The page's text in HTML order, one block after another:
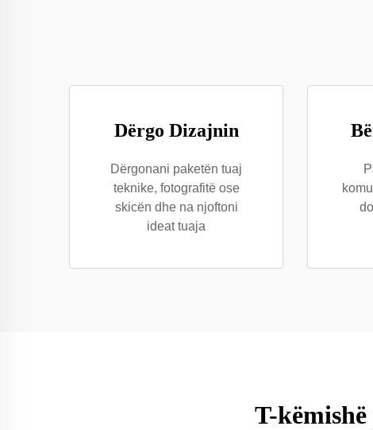
Dërgo Dizajnin
Dërgonani paketën tuaj
teknike, fotografitë ose
skicën dhe na njoftoni
ideat tuaja
T-